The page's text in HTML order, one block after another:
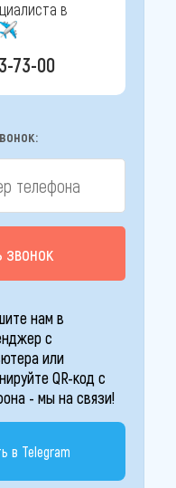
в
73-00
звонок
нам в
с
или
QR-код с
- мы на связи!
в Telegram